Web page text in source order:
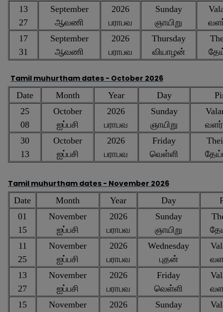
13
27
September
ஆவணி
2026
பராபவ
Sunday
ஞாயிறு
17
31
September
ஆவணி
2026
பராபவ
Thursday
வியாழன்
Tamil muhurtham dates - October 2026
Date
Month Year Day
25
08
October
ஐப்பசி
2026
பராபவ
Sunday
ஞாயிறு
30
13
October
ஐப்பசி
2026
பராபவ
Friday
வெள்ளி
Tamil muhurtham dates - November 2026
Date
Month Year Day
01
15
November
ஐப்பசி
2026
பராபவ
Sunday
ஞாயிறு
11
25
November
ஐப்பசி
2026
பராபவ
Wednesday
புதன்
13
27
November
ஐப்பசி
2026
பராபவ
Friday
வெள்ளி
15
November
2026
Sunday